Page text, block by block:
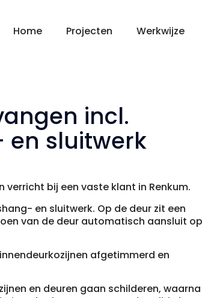
Home Projecten Werkwijze
incl.
sluitwerk
bij een vaste klant in Renkum.
en sluitwerk. Op de deur zit een
van de deur automatisch aansluit op
afgetimmerd en
en deuren gaan schilderen, waarna